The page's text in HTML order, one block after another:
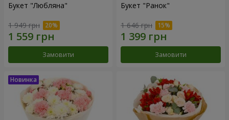
Букет "Любляна"
1 949 грн
Замовити
Букет "Ранок"
1 646 грн
Замовити